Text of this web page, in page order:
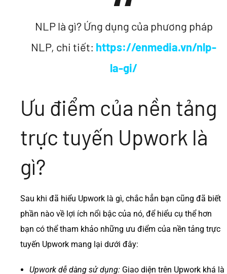
NLP là gì? Ứng dụng của phương pháp
NLP, chi tiết: https://enmedia.vn/nlp-
la-gi/
Ưu điểm của nền tảng
trực tuyến Upwork là
gì?
Sau khi đã hiểu Upwork là gì, chắc hẳn bạn cũng đã biết
phần nào về lợi ích nổi bậc của nó, để hiểu cụ thể hơn
bạn có thể tham khảo những ưu điểm của nền tảng trực
tuyến Upwork mang lại dưới đây:
Upwork dễ dàng sử dụng: Giao diện trên Upwork khá là